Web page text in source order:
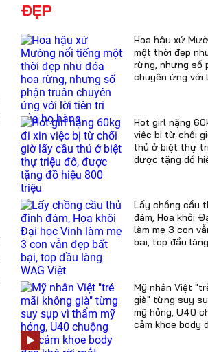
ĐẸP
Hoa hậu xứ
một thời đẹp
rừng, nhưng số
chuyên ứng với
Hot girl nặng
việc bị từ chối
thủ ở biệt thự
được tặng đồ
Lấy chồng cầu
đám, Hoa khôi
làm mẹ 3 con
bại, top đầu
Mỹ nhân Việt
già" từng suy
mỹ hỏng, U40
cảm khoe body